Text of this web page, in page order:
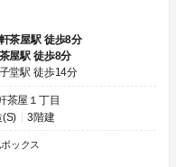
茶屋駅 徒歩8分
屋駅 徒歩8分
堂駅 徒歩14分
茶屋１丁目
(S) 3階建
ックス